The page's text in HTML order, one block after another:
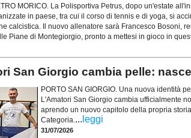
MORICO. La Polisportiva Petrus, dopo un'estate
in paese, tra cui il corso di tennis e di yoga, si
calcistica. Il nuovo allenatore sarà Francesco Bosoni,
Piane di Montegiorgio, pronto a mettesi in gioco in
San Giorgio cambia pelle:
PORTO SAN GIORGIO. Una nuova identità
L'Amatori San Giorgio cambia ufficialmente
aprendo un nuovo capitolo della propria
Categoria. ... leggi
31/07/2026